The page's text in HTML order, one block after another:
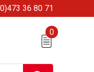
36 80 71
0